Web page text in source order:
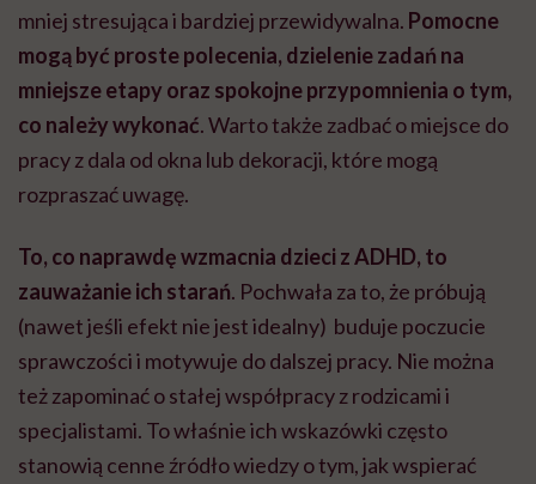
mniej stresująca i bardziej przewidywalna. Pomocne
mogą być proste polecenia, dzielenie zadań na
mniejsze etapy oraz spokojne przypomnienia o tym,
co należy wykonać. Warto także zadbać o miejsce do
pracy z dala od okna lub dekoracji, które mogą
rozpraszać uwagę.
To, co naprawdę wzmacnia dzieci z ADHD, to
zauważanie ich starań. Pochwała za to, że próbują
(nawet jeśli efekt nie jest idealny) buduje poczucie
sprawczości i motywuje do dalszej pracy. Nie można
też zapominać o stałej współpracy z rodzicami i
specjalistami. To właśnie ich wskazówki często
stanowią cenne źródło wiedzy o tym, jak wspierać